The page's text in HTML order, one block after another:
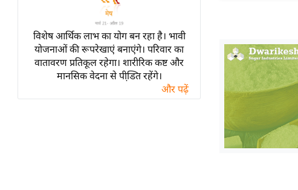
ब्यूटी/फैशन
घरेलू नुस्खे
पर्यटन स्थल
विशेष आर्थिक लाभ का योग बन रहा है। भावी
योजनाओं की रूपरेखाएं बनाएंगे। परिवार का
वातावरण प्रतिकूल रहेगा। शारीरिक कष्ट और
मानसिक वेदना से पीडि़त रहेंगे।
और पढ़ें